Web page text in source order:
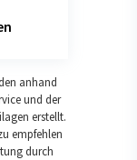
anhand
und der
erstellt.
empfehlen
durch